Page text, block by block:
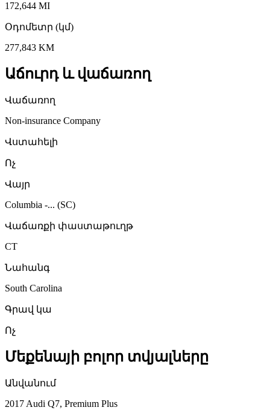
172,644 MI
Օդոմետր (կմ)
277,843 KM
Աճուրդ և վաճառող
Վաճառող
Non-insurance Company
Վստահելի
Ոչ
Վայր
Columbia -... (SC)
Վաճառքի փաստաթուղթ
CT
Նահանգ
South Carolina
Գրավ կա
Ոչ
Մեքենայի բոլոր տվյալները
Անվանում
2017 Audi Q7, Premium Plus